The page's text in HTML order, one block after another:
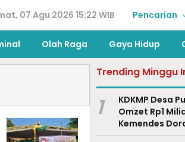
07 Agu 2026 15:22 WIB Pencarian
Olah Raga Gaya Hidup
Trending Minggu
1
KDKMP Desa
Omzet Rp1
Kemendes
Percontohan